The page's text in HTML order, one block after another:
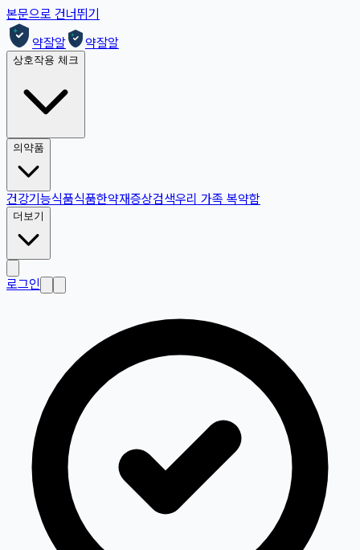
본문으로 건너뛰기
약잘알
약잘알
상호작용 체크
의약품
건강기능식품식품한약재증상검색우리 가족 복약함
더보기
로그인